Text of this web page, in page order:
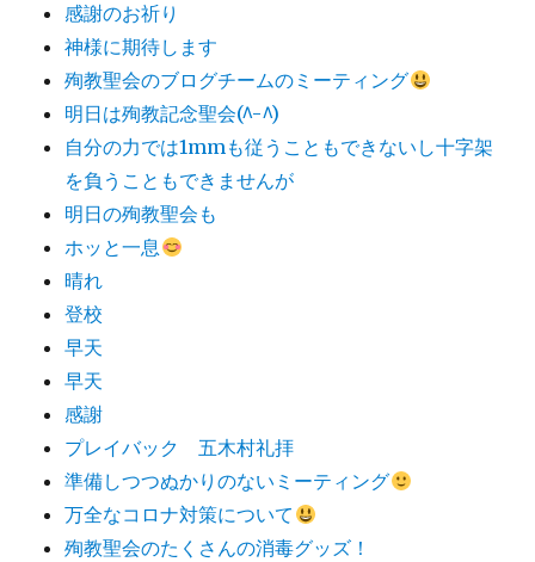
感謝のお祈り
神様に期待します
殉教聖会のブログチームのミーティング
明日は殉教記念聖会(^-^)
自分の力では1mmも従うこともできないし十字架
を負うこともできませんが
明日の殉教聖会も
ホッと一息
晴れ
登校
早天
早天
感謝
プレイバック 五木村礼拝
準備しつつぬかりのないミーティング
万全なコロナ対策について
殉教聖会のたくさんの消毒グッズ！